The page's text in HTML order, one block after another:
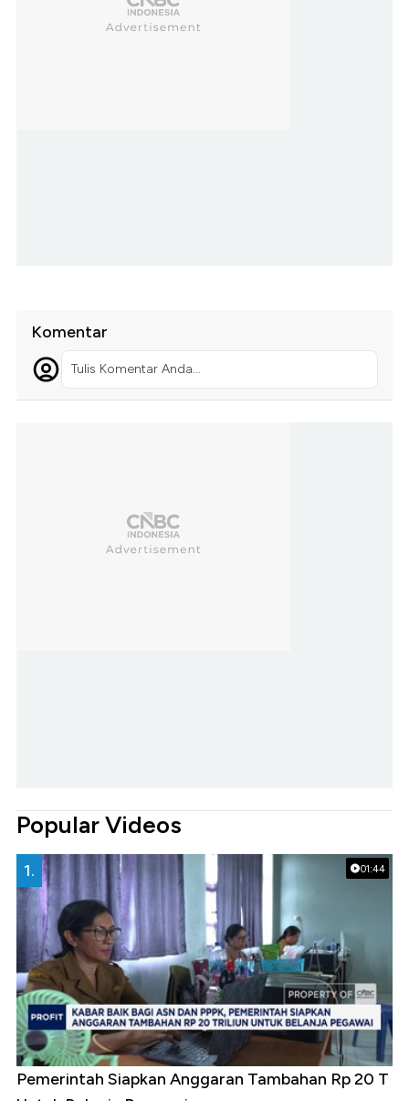
Komentar
Tulis Komentar Anda...
Popular Videos
01:44
1.
Pemerintah Siapkan Anggaran Tambahan Rp 20 T